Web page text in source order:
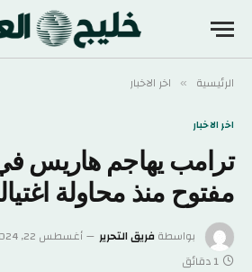
الرئيسية » اخر الاخبار
اخر الاخبار
ترامب يهاجم هاريس
مفتوح منذ محاولة
بواسطةفريق التحرير أغسطس 22, 2024
1 دقائق